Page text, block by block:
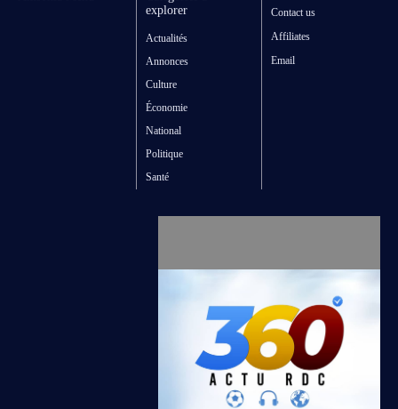
explorer
Actualités
Annonces
Culture
Économie
National
Politique
Santé
Contact us
Affiliates
Email